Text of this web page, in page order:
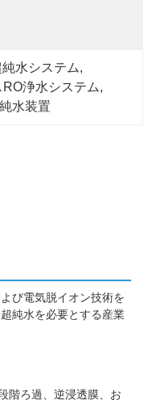
水システム,
RO浄水システム,
水装置
び電気脱イオン技術を
純水を必要とする産業
階ろ過、逆浸透膜、お